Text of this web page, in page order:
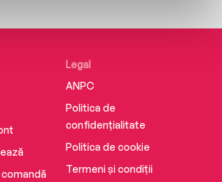
Legal
ANPC
Politica de
confidențialitate
Politica de cookie
Termeni și condiții